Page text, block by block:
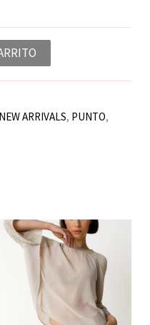
NEW ARRIVALS, PUNTO,
El
precio
original
El
precio
actual
es:
56,00 €.